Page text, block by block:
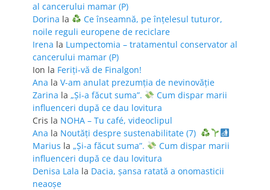
al cancerului mamar (P)
Dorina la
Ce înseamnă, pe înțelesul tuturor,
noile reguli europene de reciclare
Irena la Lumpectomia – tratamentul conservator al
cancerului mamar (P)
Ion la Feriţi-vă de Finalgon!
Ana la V-am anulat prezumția de nevinovăție
Zarina la „Și-a făcut suma”.
Cum dispar marii
influenceri după ce dau lovitura
Cris la NOHA – Tu café, videoclipul
Ana la Noutăți despre sustenabilitate (7)
Marius la „Și-a făcut suma”.
Cum dispar marii
influenceri după ce dau lovitura
Denisa Lala la Dacia, șansa ratată a onomasticii
neaoșe